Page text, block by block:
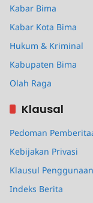
Kabar Bima
Kabar Kota Bima
Hukum & Kriminal
Kabupaten Bima
Olah Raga
Klausal
Pedoman
Kebijakan Privasi
Klausul Penggunaan
Indeks Berita